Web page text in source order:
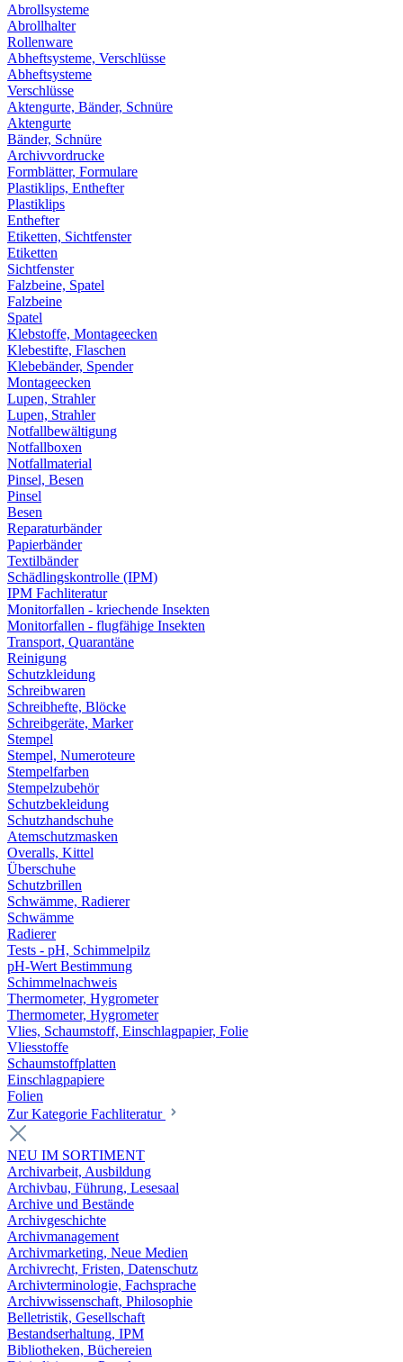
Abrollsysteme
Abrollhalter
Rollenware
Abheftsysteme, Verschlüsse
Abheftsysteme
Verschlüsse
Aktengurte, Bänder, Schnüre
Aktengurte
Bänder, Schnüre
Archivvordrucke
Formblätter, Formulare
Plastiklips, Enthefter
Plastiklips
Enthefter
Etiketten, Sichtfenster
Etiketten
Sichtfenster
Falzbeine, Spatel
Falzbeine
Spatel
Klebstoffe, Montageecken
Klebestifte, Flaschen
Klebebänder, Spender
Montageecken
Lupen, Strahler
Lupen, Strahler
Notfallbewältigung
Notfallboxen
Notfallmaterial
Pinsel, Besen
Pinsel
Besen
Reparaturbänder
Papierbänder
Textilbänder
Schädlingskontrolle (IPM)
IPM Fachliteratur
Monitorfallen - kriechende Insekten
Monitorfallen - flugfähige Insekten
Transport, Quarantäne
Reinigung
Schutzkleidung
Schreibwaren
Schreibhefte, Blöcke
Schreibgeräte, Marker
Stempel
Stempel, Numeroteure
Stempelfarben
Stempelzubehör
Schutzbekleidung
Schutzhandschuhe
Atemschutzmasken
Overalls, Kittel
Überschuhe
Schutzbrillen
Schwämme, Radierer
Schwämme
Radierer
Tests - pH, Schimmelpilz
pH-Wert Bestimmung
Schimmelnachweis
Thermometer, Hygrometer
Thermometer, Hygrometer
Vlies, Schaumstoff, Einschlagpapier, Folie
Vliesstoffe
Schaumstoffplatten
Einschlagpapiere
Folien
Zur Kategorie Fachliteratur
NEU IM SORTIMENT
Archivarbeit, Ausbildung
Archivbau, Führung, Lesesaal
Archive und Bestände
Archivgeschichte
Archivmanagement
Archivmarketing, Neue Medien
Archivrecht, Fristen, Datenschutz
Archivterminologie, Fachsprache
Archivwissenschaft, Philosophie
Belletristik, Gesellschaft
Bestandserhaltung, IPM
Bibliotheken, Büchereien